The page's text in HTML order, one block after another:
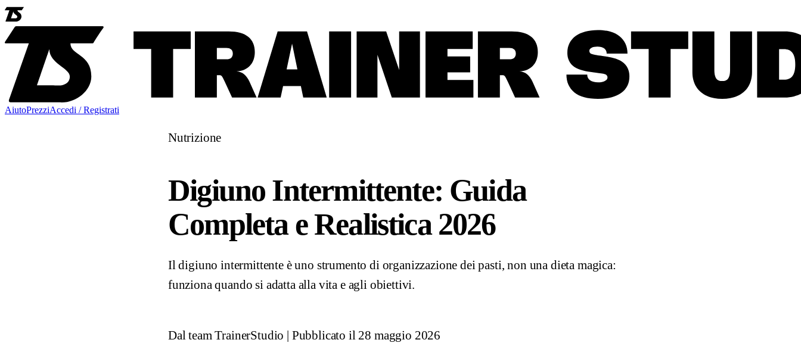
AiutoPrezziAccedi / Registrati
Nutrizione
Digiuno Intermittente: Guida
Completa e Realistica 2026
Il digiuno intermittente è uno strumento di organizzazione dei pasti, non una dieta magica:
funziona quando si adatta alla vita e agli obiettivi.
Dal team TrainerStudio | Pubblicato il 28 maggio 2026